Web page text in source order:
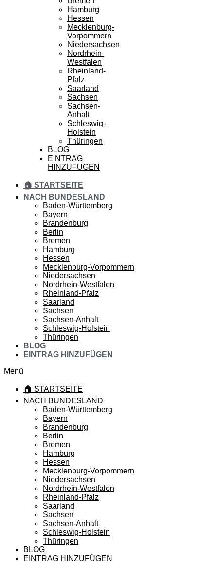
Hamburg
Hessen
Mecklenburg-
Vorpommern
Niedersachsen
Nordrhein-
Westfalen
Rheinland-
Pfalz
Saarland
Sachsen
Sachsen-
Anhalt
Schleswig-
Holstein
Thüringen
BLOG
EINTRAG
HINZUFÜGEN
🏠 STARTSEITE
NACH BUNDESLAND
Baden-Württemberg
Bayern
Brandenburg
Berlin
Bremen
Hamburg
Hessen
Mecklenburg-Vorpommern
Niedersachsen
Nordrhein-Westfalen
Rheinland-Pfalz
Saarland
Sachsen
Sachsen-Anhalt
Schleswig-Holstein
Thüringen
BLOG
EINTRAG HINZUFÜGEN
Menü
🏠 STARTSEITE
NACH BUNDESLAND
Baden-Württemberg
Bayern
Brandenburg
Berlin
Bremen
Hamburg
Hessen
Mecklenburg-Vorpommern
Niedersachsen
Nordrhein-Westfalen
Rheinland-Pfalz
Saarland
Sachsen
Sachsen-Anhalt
Schleswig-Holstein
Thüringen
BLOG
EINTRAG HINZUFÜGEN